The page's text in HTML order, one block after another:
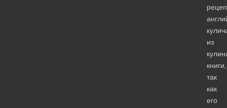
из
книги,
так
как
его